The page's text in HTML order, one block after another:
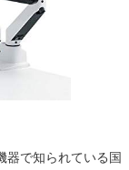
器で知られている国